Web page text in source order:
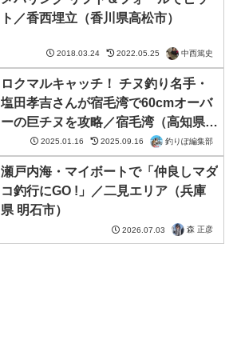
ト／香西埋立（香川県高松市）
2018.03.24 2022.05.25 中西篤史
ロクマルキャッチ！ チヌ釣り名手・
塩田孝吉さんが宿毛湾で60cmオーバ
ーの巨チヌを攻略／宿毛湾（高知県宿
毛市） 2025.01.16 2025.09.16 釣りぽ編集部
瀬戸内海・マイボートで「仲良しマダ
コ釣行にGO !」／二見エリア（兵庫
県 明石市）
2026.07.03 森 正彦